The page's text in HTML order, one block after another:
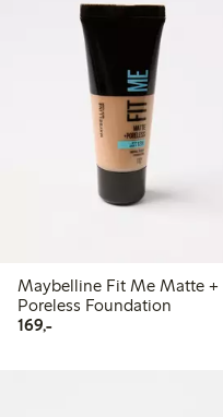
Maybelline Fit Me Matte +
Poreless Foundation
169,-169,00 kr